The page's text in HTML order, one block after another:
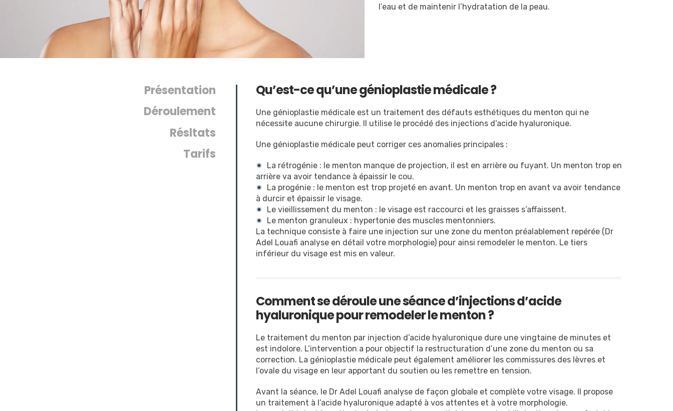
l’eau et de maintenir l’hydratation de la peau.
Présentation
Déroulement
Résltats
Tarifs
Qu’est-ce qu’une génioplastie médicale ?
Une génioplastie médicale est un traitement des défauts esthétiques du menton qui ne
nécessite aucune chirurgie. Il utilise le procédé des injections d’acide hyaluronique.
Une génioplastie médicale peut corriger ces anomalies principales :
La rétrogénie : le menton manque de projection, il est en arrière ou fuyant. Un menton trop en
arrière va avoir tendance à épaissir le cou.
La progénie : le menton est trop projeté en avant. Un menton trop en avant va avoir tendance
à durcir et épaissir le visage.
Le vieillissement du menton : le visage est raccourci et les graisses s’affaissent.
Le menton granuleux : hypertonie des muscles mentonniers.
La technique consiste à faire une injection sur une zone du menton préalablement repérée (Dr
Adel Louafi analyse en détail votre morphologie) pour ainsi remodeler le menton. Le tiers
inférieur du visage est mis en valeur.
Comment se déroule une séance d’injections d’acide
hyaluronique pour remodeler le menton ?
Le traitement du menton par injection d’acide hyaluronique dure une vingtaine de minutes et
est indolore. L’intervention a pour objectif la restructuration d’une zone du menton ou sa
correction. La génioplastie médicale peut également améliorer les commissures des lèvres et
l’ovale du visage en leur apportant du soutien ou les remettre en tension.
Avant la séance, le Dr Adel Louafi analyse de façon globale et complète votre visage. Il propose
un traitement à l’acide hyaluronique adapté à vos attentes et à votre morphologie.